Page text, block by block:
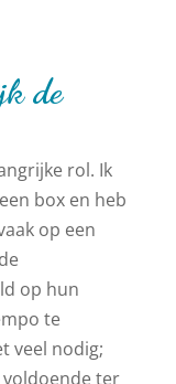
de
rol. Ik
box en heb
op een
op hun
te
veel nodig;
voldoende ter